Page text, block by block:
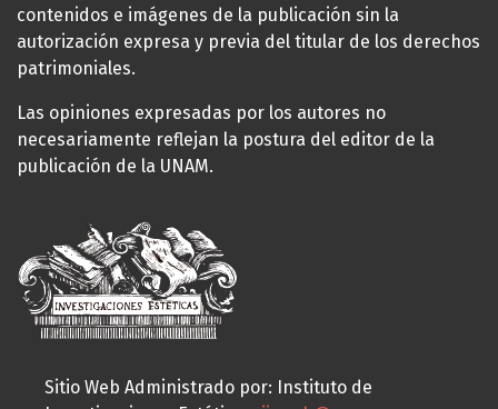
contenidos e imágenes de la publicación sin la
autorización expresa y previa del titular de los derechos
patrimoniales.
Las opiniones expresadas por los autores no
necesariamente reflejan la postura del editor de la
publicación de la UNAM.
Sitio Web Administrado por: Instituto de